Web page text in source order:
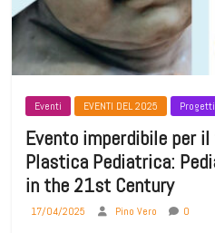
Eventi EVENTI DEL 2025 Progetti
Evento imperdibile per
Plastica Pediatrica:
in the 21st Century
17/04/2025 Pino Vero 0